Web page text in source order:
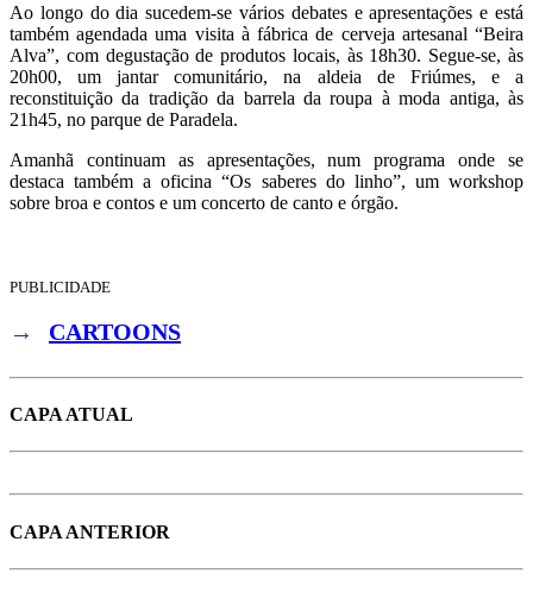
Ao longo do dia sucedem-se vários debates e apresentações e está
também agendada uma visita à fábrica de cerveja artesanal “Beira
Alva”, com degustação de produtos locais, às 18h30. Segue-se, às
20h00, um jantar comunitário, na aldeia de Friúmes, e a
reconstituição da tradição da barrela da roupa à moda antiga, às
21h45, no parque de Paradela.
Amanhã continuam as apresentações, num programa onde se
destaca também a oficina “Os saberes do linho”, um workshop
sobre broa e contos e um concerto de canto e órgão.
PUBLICIDADE
→ CARTOONS
CAPA ATUAL
CAPA ANTERIOR